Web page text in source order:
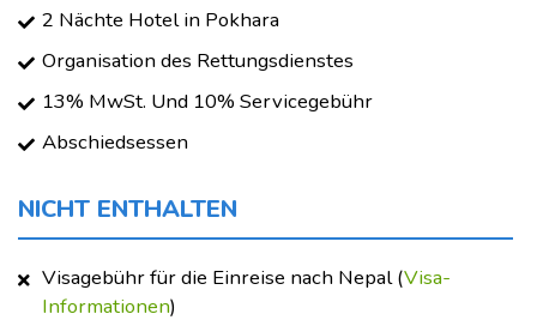
2 Nächte Hotel in Pokhara
Organisation des Rettungsdienstes
13% MwSt. Und 10% Servicegebühr
Abschiedsessen
NICHT ENTHALTEN
Visagebühr für die Einreise nach Nepal (Visa-
Informationen)